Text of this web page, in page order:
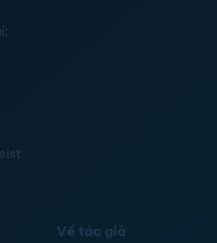
Về tác giả